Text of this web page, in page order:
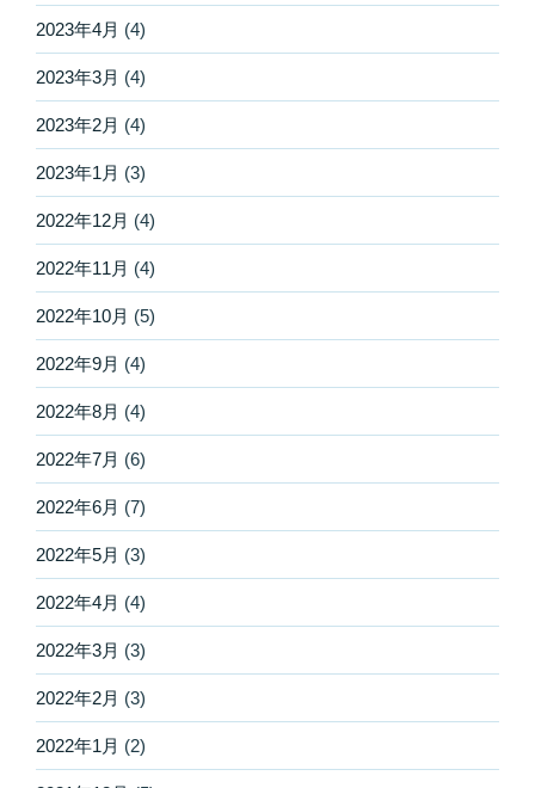
2023年4月 (4)
2023年3月 (4)
2023年2月 (4)
2023年1月 (3)
2022年12月 (4)
2022年11月 (4)
2022年10月 (5)
2022年9月 (4)
2022年8月 (4)
2022年7月 (6)
2022年6月 (7)
2022年5月 (3)
2022年4月 (4)
2022年3月 (3)
2022年2月 (3)
2022年1月 (2)